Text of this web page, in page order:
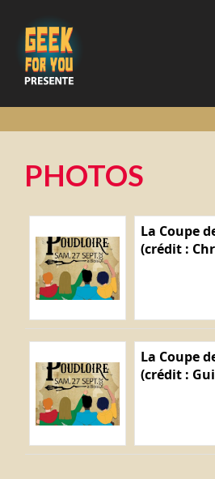
PHOTOS
La Coupe
(crédit :
La Coupe
(crédit :